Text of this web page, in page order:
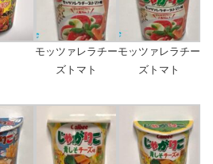
モッツァレラチー
ズトマト
モッツァレラチー
ズトマト